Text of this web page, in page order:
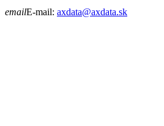
emailE-mail: axdata@axdata.sk